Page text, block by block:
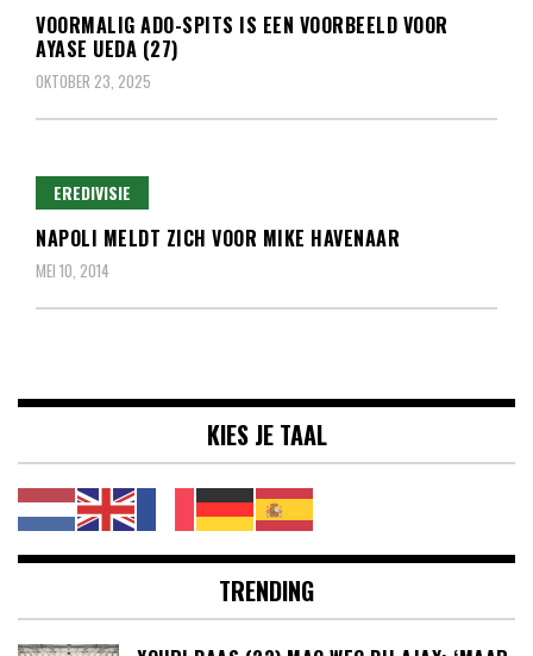
VOORMALIG ADO-SPITS IS EEN VOORBEELD VOOR
AYASE UEDA (27)
OKTOBER 23, 2025
EREDIVISIE
NAPOLI MELDT ZICH VOOR MIKE HAVENAAR
MEI 10, 2014
KIES JE TAAL
TRENDING